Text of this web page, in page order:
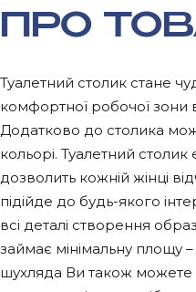
ПРО
Туалетний столик стане
комфортної робочої зони
Додатково до столика
кольорі. Туалетний столик
дозволить кожній жінці
підійде до будь-якого
всі деталі створення
займає мінімальну площу
шухляда Ви також можете